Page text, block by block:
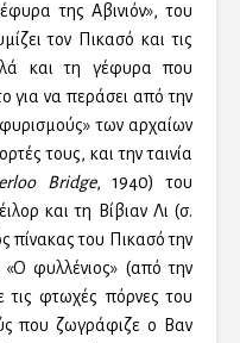
της Αβινιόν», του
τον Πικασό και τις
και τη γέφυρα που
για να περάσει από την
των αρχαίων
τους, και την ταινία
Bridge, 1940) του
και τη Βίβιαν Λι (σ.
πίνακας του Πικασό την
«Ο φυλλένιος» (από την
τις φτωχές πόρνες του
που ζωγράφιζε ο Βαν